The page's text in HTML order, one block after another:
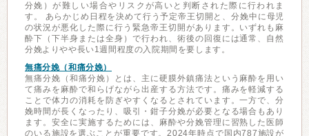
分娩）が難しい場合やリスクが高いと判断された際に行われま
す。 あらかじめ日程を決めて行う予定帝王切開と、分娩中に母児
の状況が悪化した際に行う緊急帝王切開があります。いずれも麻
酔下（下半身または全身）で行われ、術後の回復には通常、自然
分娩よりやや長い1週間程度の入院期間を要します。
無痛分娩（和痛分娩）
無痛分娩（和痛分娩）とは、主に硬膜外鎮痛法という麻酔を用い
て痛みを麻酔で和らげながら出産する方法です。痛みを軽減する
ことで体力の消耗を防ぎやすくなるとされています。一方で、分
娩時間が長くなったり、吸引・鉗子分娩が必要となる場合もあり
ます。安全に実施するためには、麻酔や分娩管理に習熟した医師
のいる施設を選ぶことが重要です。2024年時点で国内787施設が